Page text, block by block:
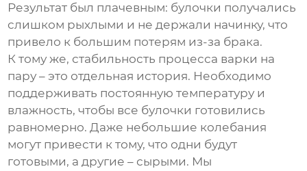
Результат был плачевным: булочки получались
слишком рыхлыми и не держали начинку, что
привело к большим потерям из-за брака.
К тому же, стабильность процесса варки на
пару – это отдельная история. Необходимо
поддерживать постоянную температуру и
влажность, чтобы все булочки готовились
равномерно. Даже небольшие колебания
могут привести к тому, что одни будут
готовыми, а другие – сырыми. Мы